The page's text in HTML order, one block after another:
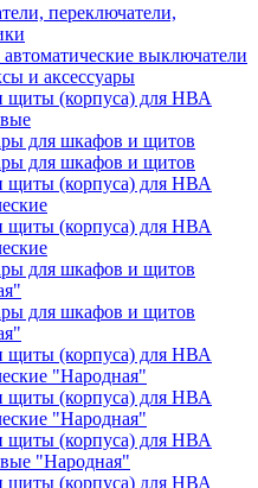
переключатели,
выключатели
и аксессуары
(корпуса) для НВА
для шкафов и щитов
для шкафов и щитов
(корпуса) для НВА
(корпуса) для НВА
для шкафов и щитов
для шкафов и щитов
(корпуса) для НВА
"Народная"
(корпуса) для НВА
"Народная"
(корпуса) для НВА
"Народная"
(корпуса) для НВА